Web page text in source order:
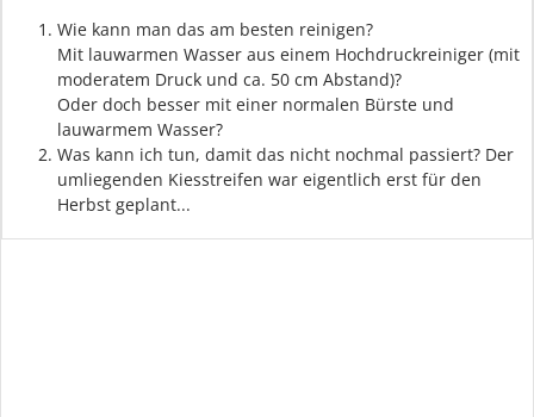
Wie kann man das am besten reinigen?
Mit lauwarmen Wasser aus einem Hochdruckreiniger (mit
moderatem Druck und ca. 50 cm Abstand)?
Oder doch besser mit einer normalen Bürste und
lauwarmem Wasser?
Was kann ich tun, damit das nicht nochmal passiert? Der
umliegenden Kiesstreifen war eigentlich erst für den
Herbst geplant...